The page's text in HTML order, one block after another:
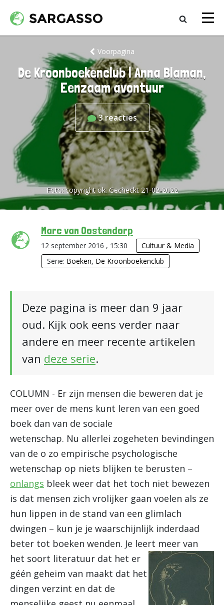
Voorpagina
De Kroonboekenclub | Anna Blaman,
Eenzaam avontuur
3reacties
Foto:copyright ok. Gecheckt 21-02-2022
Marc van Oostendorp
12 september 2016 , 15:30
Cultuur & Media
Serie: Boeken, De Kroonboekenclub
Deze pagina is meer dan 9 jaar
oud. Kijk ook eens verder naar
andere en meer recente artikelen
van deze serie.
COLUMN - Er zijn mensen die beweren dat je
meer over de mens kunt leren van een goed
boek dan van de sociale
wetenschap. Nu allerlei zogeheten bevindingen
van de o zo empirische psychologische
wetenschap op niets blijken te berusten –
onlangs bleek weer dat het toch niet bewezen
is dat mensen zich vrolijker gaan voelen als ze
hun lippen in de stand van een glimlach
dwingen – kun je je waarschijnlijk inderdaad
beter tot boeken wenden. Je leert meer van
het soort literatuur dat het er
géén geheim van maakt dat het
dingen verzint en dat de